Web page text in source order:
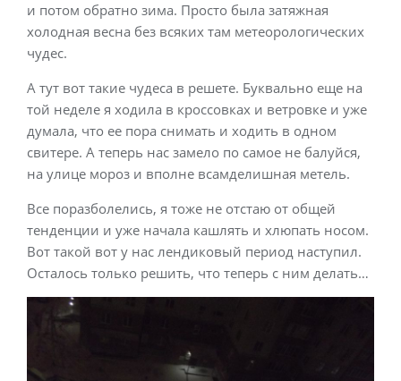
и потом обратно зима. Просто была затяжная
холодная весна без всяких там метеорологических
чудес.
А тут вот такие чудеса в решете. Буквально еще на
той неделе я ходила в кроссовках и ветровке и уже
думала, что ее пора снимать и ходить в одном
свитере. А теперь нас замело по самое не балуйся,
на улице мороз и вполне всамделишная метель.
Все поразболелись, я тоже не отстаю от общей
тенденции и уже начала кашлять и хлюпать носом.
Вот такой вот у нас лендиковый период наступил.
Осталось только решить, что теперь с ним делать…